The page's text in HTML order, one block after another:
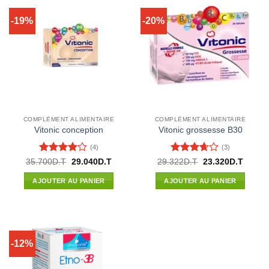
-19%
COMPLÉMENT ALIMENTAIRE
Vitonic conception
Note4
sur 5
(4)
35.700D.T Le
initial
était :
29.040D.TLe
AJOUTER AU PANIER
-20%
COMPLÉMENT ALIMENTAIRE
Vitonic grossesse B30
Note
3.67sur
5
(3)
29.322D.T Le
initial
était :
23.320D.TLe
AJOUTER AU PANIER
-12%